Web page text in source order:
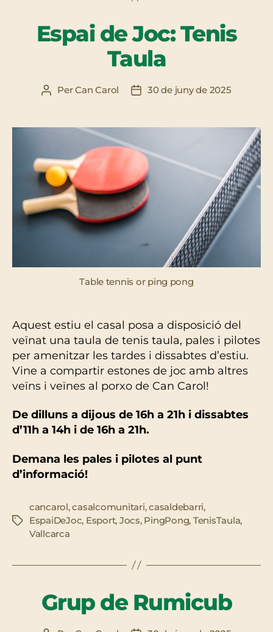
Espai de Joc: Tenis
Taula
Autor
PerCan Carol
Data30 de juny de 2025
Table tennis or ping pong
Aquest estiu el casal posa a disposició del
veïnat una taula de tenis taula, pales i pilotes
per amenitzar les tardes i dissabtes d’estiu.
Vine a compartir estones de joc amb altres
veïns i veïnes al porxo de Can Carol!
De dilluns a dijous de 16h a 21h i dissabtes
d’11h a 14h i de 16h a 21h.
Demana les pales i pilotes al punt
d’informació!
Etiquetes
cancarol,casalcomunitari,casaldebarri,
EspaiDeJoc, Esport, Jocs, PingPong, TenisTaula,
Vallcarca
Grup de Rumicub